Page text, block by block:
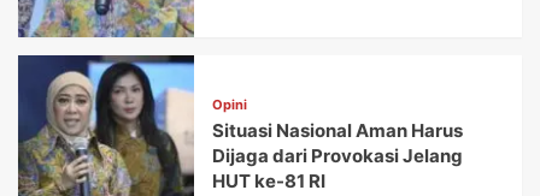
Opini
Situasi Nasional Aman Harus
Dijaga dari Provokasi Jelang
HUT ke-81 RI